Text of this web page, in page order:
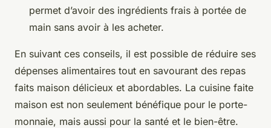
permet d’avoir des ingrédients frais à portée de
main sans avoir à les acheter.
En suivant ces conseils, il est possible de réduire ses
dépenses alimentaires tout en savourant des repas
faits maison délicieux et abordables. La cuisine faite
maison est non seulement bénéfique pour le porte-
monnaie, mais aussi pour la santé et le bien-être.